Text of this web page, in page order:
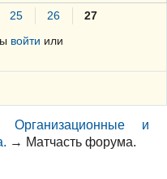
25 26
27
войти или
Организационные и
→ Матчасть форума.